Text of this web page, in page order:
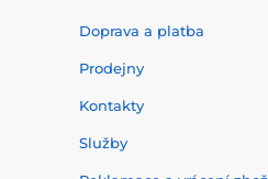
Doprava a platba
Prodejny
Kontakty
Služby